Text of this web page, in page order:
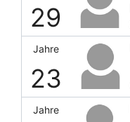
29
Jahre
23
Jahre